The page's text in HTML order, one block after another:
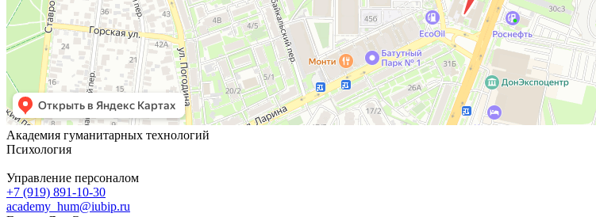
Академия гуманитарных технологий
Психология
Управление персоналом
+7 (919) 891-10-30
academy_hum@iubip.ru